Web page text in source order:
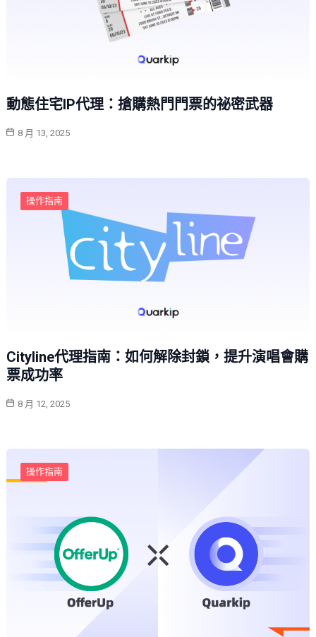
動態住宅IP代理：搶購熱門門票的祕密武器
8 月 13, 2025
操作指南
Cityline代理指南：如何解除封鎖，提升演唱會購
票成功率
8 月 12, 2025
操作指南